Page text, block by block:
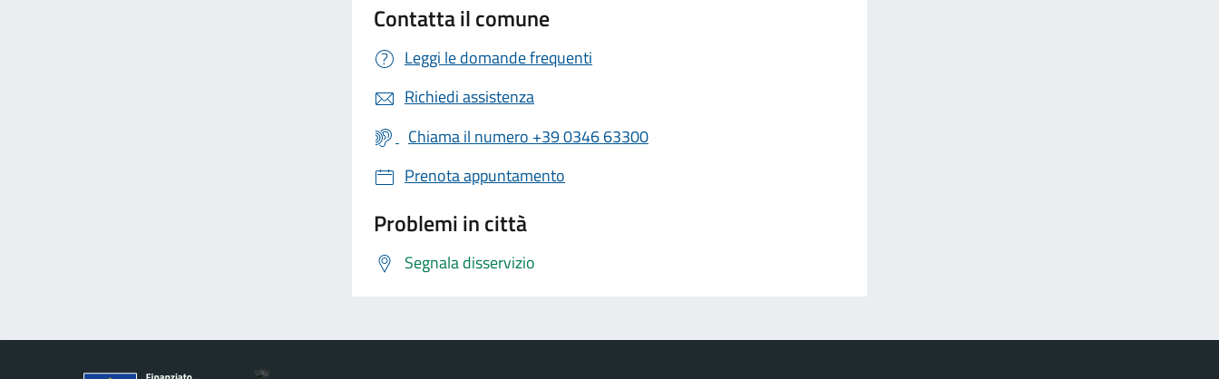
Contatta il comune
Leggi le domande frequenti
Richiedi assistenza
Chiama il numero +39 0346 63300
Prenota appuntamento
Problemi in città
Segnala disservizio